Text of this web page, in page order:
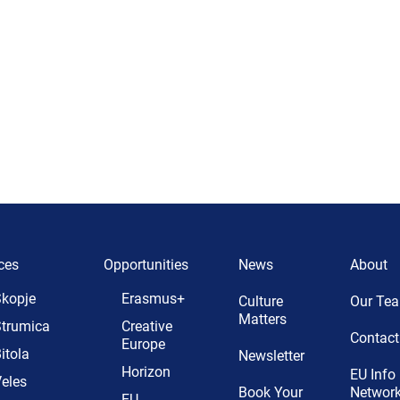
Opportunities
Erasmus+
Creative
Europe
Horizon
News
Culture
Matters
Newsletter
Book Your
About
Our
Contact
EU Info